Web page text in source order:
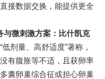
接数据交换，能提供更全
微刺激方案： 比什凯克
剂量、高舒适度”著称，
有腹胀等不适，且获卵率
囊卵巢综合征或担心卵巢